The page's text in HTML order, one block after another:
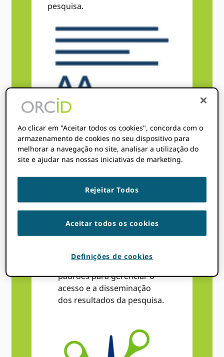
pesquisa.
: ASEP e ORCID
compartilham o objetivo
editores e editoras a usar
trabalho de publicação,
adotar identificadores e
padrões para gerenciar o
acesso e a disseminação
dos resultados da pesquisa.
Ao clicar em "Aceitar todos os cookies", concorda com o
armazenamento de cookies no seu dispositivo para
melhorar a navegação no site, analisar a utilização do
site e ajudar nas nossas iniciativas de marketing.
Rejeitar Todos
Aceitar todos os cookies
Definições de cookies